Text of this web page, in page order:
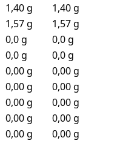
1,40 g
1,40 g
1,57 g
1,57 g
0,0 g
0,0 g
0,0 g
0,0 g
0,00 g
0,00 g
0,00 g
0,00 g
0,00 g
0,00 g
0,00 g
0,00 g
0,00 g
0,00 g